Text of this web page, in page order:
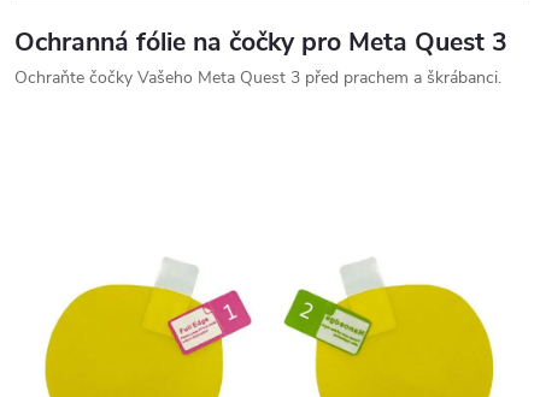
Ochranná fólie na čočky pro Meta Quest 3
Ochraňte čočky Vašeho Meta Quest 3 před prachem a škrábanci.